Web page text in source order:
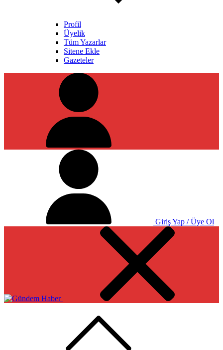
Profil
Üyelik
Tüm Yazarlar
Sitene Ekle
Gazeteler
Giriş Yap / Üye Ol